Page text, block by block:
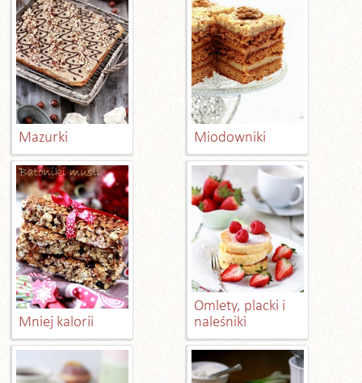
Mazurki Miodowniki
Mniej kalorii
Omlety, placki i
naleśniki